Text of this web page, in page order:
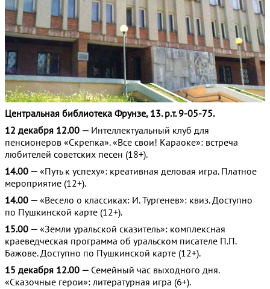
Центральная библиотека Фрунзе, 13. р.т. 9-05-75.
12 декабря 12.00 — Интеллектуальный клуб для
пенсионеров «Скрепка». «Все свои! Караоке»: встреча
любителей советских песен (18+).
14.00 — «Путь к успеху»: креативная деловая игра. Платное
мероприятие (12+).
14.00 — «Весело о классиках: И. Тургенев»: квиз. Доступно
по Пушкинской карте (12+).
15.00 — «Земли уральской сказитель»: комплексная
краеведческая программа об уральском писателе П.П.
Бажове. Доступно по Пушкинской карте (12+).
15 декабря 12.00 — Семейный час выходного дня.
«Сказочные герои»: литературная игра (6+).